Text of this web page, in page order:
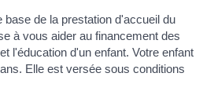
de la prestation d'accueil du
à vous aider au financement des
l'éducation d'un enfant. Votre enfant
Elle est versée sous conditions